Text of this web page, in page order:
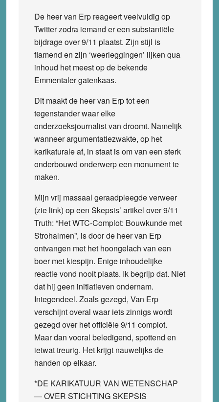
De heer van Erp reageert veelvuldig op
Twitter zodra iemand er een substantiële
bijdrage over 9/11 plaatst. Zijn stijl is
flamend en zijn ‘weerleggingen’ lijken qua
inhoud het meest op de bekende
Emmentaler gatenkaas.
Dit maakt de heer van Erp tot een
tegenstander waar elke
onderzoeksjournalist van droomt. Namelijk
wanneer argumentatiezwakte, op het
karikaturale af, in staat is om van een sterk
onderbouwd onderwerp een monument te
maken.
Mijn vrij massaal geraadpleegde verweer
(zie link) op een Skepsis’ artikel over 9/11
Truth: “Het WTC-Complot: Bouwkunde met
Strohalmen”, is door de heer van Erp
ontvangen met het hoongelach van een
boer met kiespijn. Enige inhoudelijke
reactie vond nooit plaats. Ik begrijp dat. Niet
dat hij geen initiatieven ondernam.
Integendeel. Zoals gezegd, Van Erp
verschijnt overal waar iets zinnigs wordt
gezegd over het officiële 9/11 complot.
Maar dan vooral beledigend, spottend en
ietwat treurig. Het krijgt nauwelijks de
handen op elkaar.
*DE KARIKATUUR VAN WETENSCHAP
— OVER STICHTING SKEPSIS